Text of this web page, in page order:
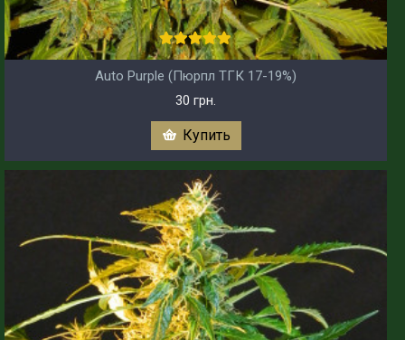
Auto Purple (Пюрпл ТГК 17-19%)
30 грн.
Купить